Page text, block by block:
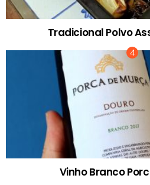
Tradicional Polvo
Vinho Branco